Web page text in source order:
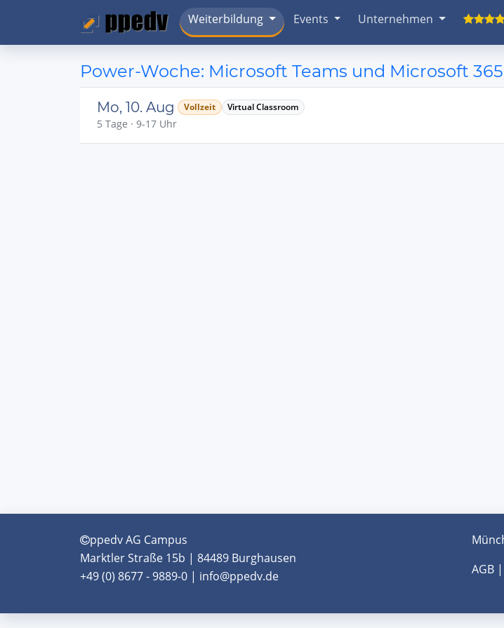
Weiterbildung Events Unternehmen
Power-Woche: Microsoft Teams und Microsoft
Mo, 10. Aug Vollzeit Virtual Classroom
5 Tage · 9-17 Uhr
ppedv AG Campus
Marktler Straße 15b | 84489 Burghausen
+49 (0) 8677 - 9889-0 | info@ppedv.de
AGB|